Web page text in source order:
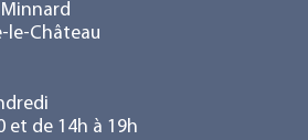
le-Château
et de 14h à 19h